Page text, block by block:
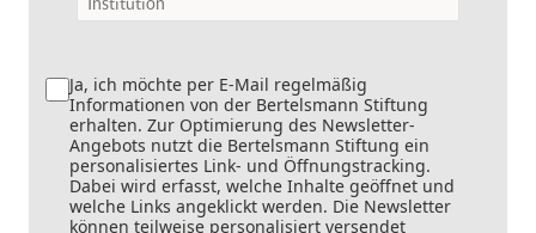
Ja, ich möchte per E-Mail regelmäßig
Informationen von der Bertelsmann Stiftung
erhalten. Zur Optimierung des Newsletter-
Angebots nutzt die Bertelsmann Stiftung ein
personalisiertes Link- und Öffnungstracking.
Dabei wird erfasst, welche Inhalte geöffnet und
welche Links angeklickt werden. Die Newsletter
können teilweise personalisiert versendet